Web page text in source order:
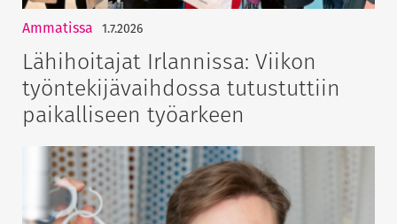
Ammatissa 1.7.2026
Lähihoitajat Irlannissa: Viikon
työntekijävaihdossa tutustuttiin
paikalliseen työarkeen